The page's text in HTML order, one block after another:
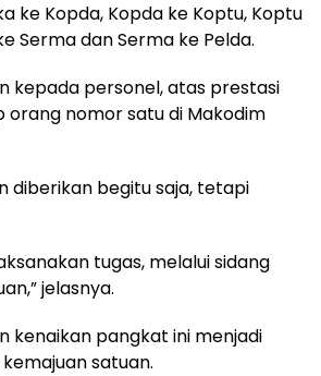
ke Kopda, Kopda ke Koptu, Koptu
Serma dan Serma ke Pelda.
kepada personel, atas prestasi
nomor satu di Makodim
diberikan begitu saja, tetapi
tugas, melalui sidang
jelasnya.
kenaikan pangkat ini menjadi
satuan.